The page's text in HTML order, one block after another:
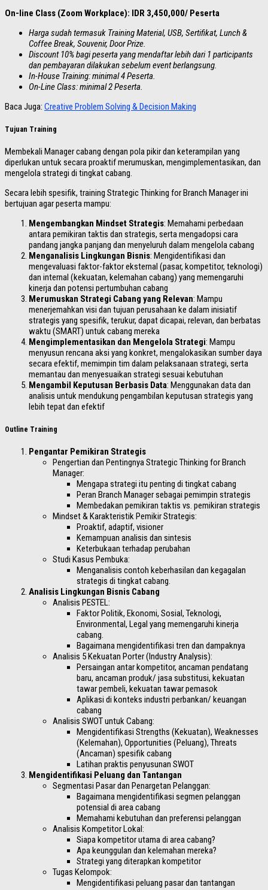
On-line Class (Zoom Workplace): IDR 3,450,000/ Peserta
Harga sudah termasuk Training Material, USB, Sertifikat, Lunch &
Coffee Break, Souvenir, Door Prize.
Discount 10% bagi peserta yang mendaftar lebih dari 1 participants
dan pembayaran dilakukan sebelum event berlangsung.
In-House Training: minimal 4 Peserta.
On-Line Class: minimal 2 Peserta.
Baca Juga: Creative Problem Solving & Decision Making
Tujuan Training
Membekali Manager cabang dengan pola pikir dan keterampilan yang
diperlukan untuk secara proaktif merumuskan, mengimplementasikan, dan
mengelola strategi di tingkat cabang.
Secara lebih spesifik, training Strategic Thinking for Branch Manager ini
bertujuan agar peserta mampu:
Mengembangkan Mindset Strategis: Memahami perbedaan
antara pemikiran taktis dan strategis, serta mengadopsi cara
pandang jangka panjang dan menyeluruh dalam mengelola cabang
Menganalisis Lingkungan Bisnis: Mengidentifikasi dan
mengevaluasi faktor-faktor eksternal (pasar, kompetitor, teknologi)
dan internal (kekuatan, kelemahan cabang) yang memengaruhi
kinerja dan potensi pertumbuhan cabang
Merumuskan Strategi Cabang yang Relevan: Mampu
menerjemahkan visi dan tujuan perusahaan ke dalam inisiatif
strategis yang spesifik, terukur, dapat dicapai, relevan, dan berbatas
waktu (SMART) untuk cabang mereka
Mengimplementasikan dan Mengelola Strategi: Mampu
menyusun rencana aksi yang konkret, mengalokasikan sumber daya
secara efektif, memimpin tim dalam pelaksanaan strategi, serta
memantau dan menyesuaikan strategi sesuai kebutuhan
Mengambil Keputusan Berbasis Data: Menggunakan data dan
analisis untuk mendukung pengambilan keputusan strategis yang
lebih tepat dan efektif
Outline Training
Pengantar Pemikiran Strategis
Pengertian dan Pentingnya Strategic Thinking for Branch
Manager:
Mengapa strategi itu penting di tingkat cabang
Peran Branch Manager sebagai pemimpin strategis
Membedakan pemikiran taktis vs. pemikiran strategis
Mindset & Karakteristik Pemikir Strategis:
Proaktif, adaptif, visioner
Kemampuan analisis dan sintesis
Keterbukaan terhadap perubahan
Studi Kasus Pembuka:
Menganalisis contoh keberhasilan dan kegagalan
strategis di tingkat cabang.
Analisis Lingkungan Bisnis Cabang
Analisis PESTEL:
Faktor Politik, Ekonomi, Sosial, Teknologi,
Environmental, Legal yang memengaruhi kinerja
cabang.
Bagaimana mengidentifikasi tren dan dampaknya
Analisis 5 Kekuatan Porter (Industry Analysis):
Persaingan antar kompetitor, ancaman pendatang
baru, ancaman produk/ jasa substitusi, kekuatan
tawar pembeli, kekuatan tawar pemasok
Aplikasi di konteks industri perbankan/ keuangan
cabang
Analisis SWOT untuk Cabang:
Mengidentifikasi Strengths (Kekuatan), Weaknesses
(Kelemahan), Opportunities (Peluang), Threats
(Ancaman) spesifik cabang
Latihan praktis penyusunan SWOT
Mengidentifikasi Peluang dan Tantangan
Segmentasi Pasar dan Penargetan Pelanggan:
Bagaimana mengidentifikasi segmen pelanggan
potensial di area cabang
Memahami kebutuhan dan preferensi pelanggan
Analisis Kompetitor Lokal:
Siapa kompetitor utama di area cabang?
Apa keunggulan dan kelemahan mereka?
Strategi yang diterapkan kompetitor
Tugas Kelompok:
Mengidentifikasi peluang pasar dan tantangan